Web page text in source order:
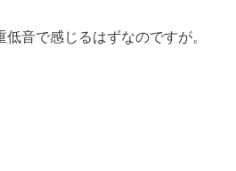
音で感じるはずなのですが。